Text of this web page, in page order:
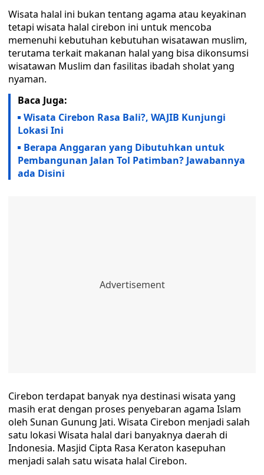
Wisata halal ini bukan tentang agama atau keyakinan
tetapi wisata halal cirebon ini untuk mencoba
memenuhi kebutuhan kebutuhan wisatawan muslim,
terutama terkait makanan halal yang bisa dikonsumsi
wisatawan Muslim dan fasilitas ibadah sholat yang
nyaman.
Baca Juga:
Wisata Cirebon Rasa Bali?, WAJIB Kunjungi
Lokasi Ini
Berapa Anggaran yang Dibutuhkan untuk
Pembangunan Jalan Tol Patimban? Jawabannya
ada Disini
Cirebon terdapat banyak nya destinasi wisata yang
masih erat dengan proses penyebaran agama Islam
oleh Sunan Gunung Jati. Wisata Cirebon menjadi salah
satu lokasi Wisata halal dari banyaknya daerah di
Indonesia. Masjid Cipta Rasa Keraton kasepuhan
menjadi salah satu wisata halal Cirebon.